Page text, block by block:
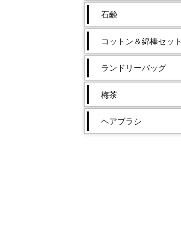
石鹸
コットン＆綿棒セット
ランドリーバッグ
梅茶
ヘアブラシ